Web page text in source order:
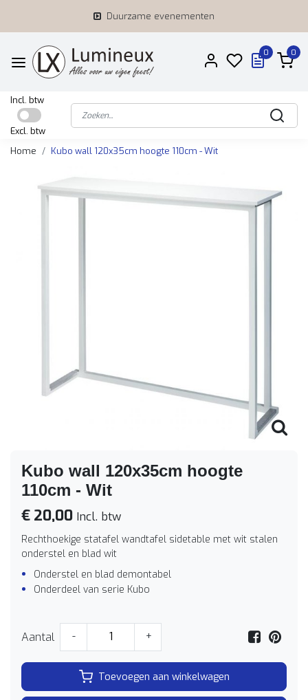
Duurzame evenementen
0 0
Incl. btw
Excl. btw
Home
Kubo wall 120x35cm hoogte 110cm - Wit
Kubo wall 120x35cm hoogte
110cm - Wit
€ 20,00 Incl. btw
Rechthoekige statafel wandtafel sidetable met wit stalen
onderstel en blad wit
Onderstel en blad demontabel
Onderdeel van serie Kubo
Aantal - +
Toevoegen aan winkelwagen